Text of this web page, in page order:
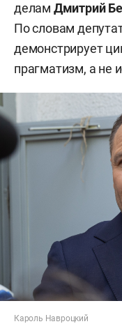
делам Дмитрий
По словам
демонстрирует
прагматизм, а не
Кароль Навроцкий